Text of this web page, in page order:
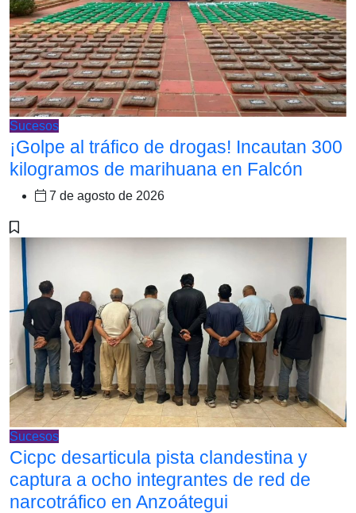
Sucesos
¡Golpe al tráfico de drogas! Incautan 300
kilogramos de marihuana en Falcón
7 de agosto de 2026
Sucesos
Cicpc desarticula pista clandestina y
captura a ocho integrantes de red de
narcotráfico en Anzoátegui